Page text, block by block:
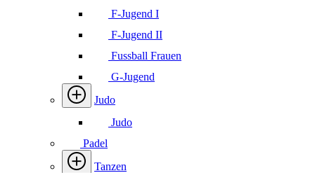
F-Jugend I
F-Jugend II
Fussball Frauen
G-Jugend
Judo
Judo
Padel
Tanzen